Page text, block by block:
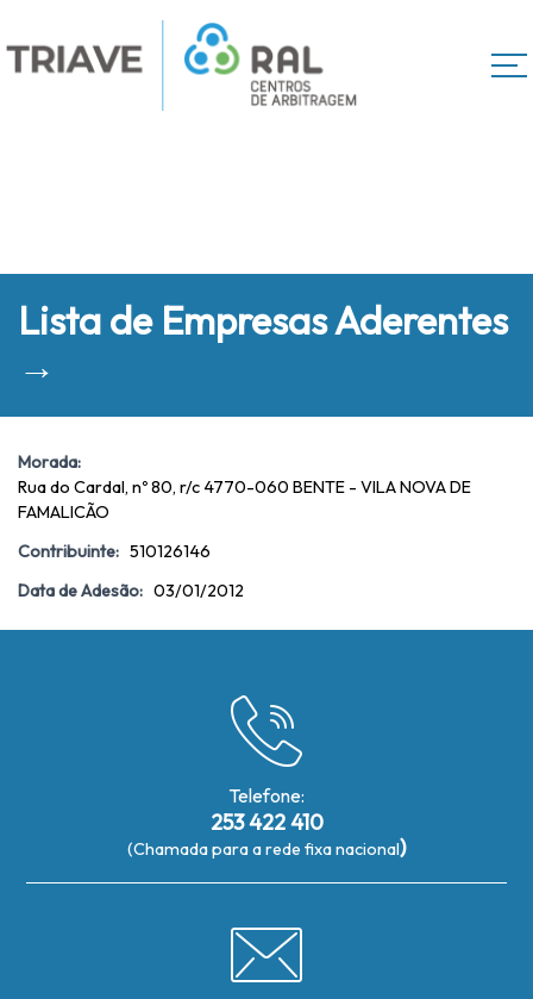
Lista de Empresas Aderentes
→
Morada:
Rua do Cardal, nº 80, r/c 4770-060 BENTE - VILA NOVA DE
FAMALICÃO
Contribuinte: 510126146
Data de Adesão: 03/01/2012
Telefone:
253 422 410
(Chamada para a rede fixa nacional)